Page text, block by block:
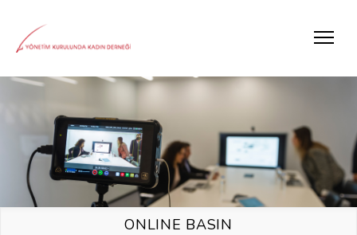
ONLINE BASIN